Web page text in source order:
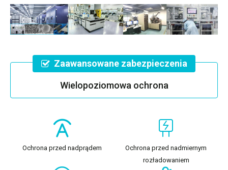
Zaawansowane zabezpieczenia
Wielopoziomowa ochrona
Ochrona przed nadprądem
Ochrona przed nadmiernym
rozładowaniem